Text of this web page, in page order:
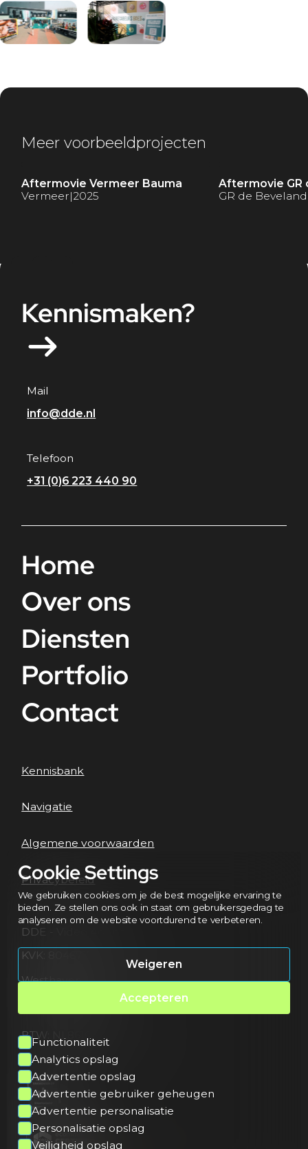
Meer voorbeeldprojecten
Aftermovie Vermeer Bauma
Vermeer|2025
Aftermovie GR
GR de
Kennismaken?
Mail
info@dde.nl
Telefoon
+31 (0)6 223 440 90
Home
Over ons
Diensten
Portfolio
Contact
DDE - Video Agency
KVK: 80467172
Westhavendijk 13
BTW: NL861682294B01
Kennisbank
Navigatie
Algemene voorwaarden
Privacybeleid
Cookie Settings
We gebruiken cookies om je de best mogelijke ervaring te
bieden. Ze stellen ons ook in staat om gebruikersgedrag te
analyseren om de website voortdurend te verbeteren.
Weigeren
Accepteren
Functionaliteit
Analytics opslag
Advertentie opslag
Advertentie gebruiker geheugen
Advertentie personalisatie
Personalisatie opslag
Veiligheid opslag